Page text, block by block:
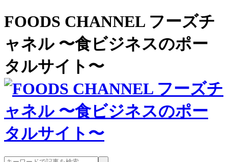
FOODS CHANNEL フーズチ
ャネル 〜食ビジネスのポー
タルサイト〜